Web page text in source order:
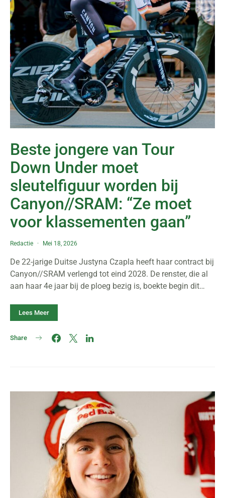
Beste jongere van Tour
Down Under moet
sleutelfiguur worden bij
Canyon//SRAM: “Ze moet
voor klassementen gaan”
Redactie Mei 18, 2026
De 22-jarige Duitse Justyna Czapla heeft haar contract bij
Canyon//SRAM verlengd tot eind 2028. De renster, die al
aan haar 4e jaar bij de ploeg bezig is, boekte begin dit…
Lees Meer
Share